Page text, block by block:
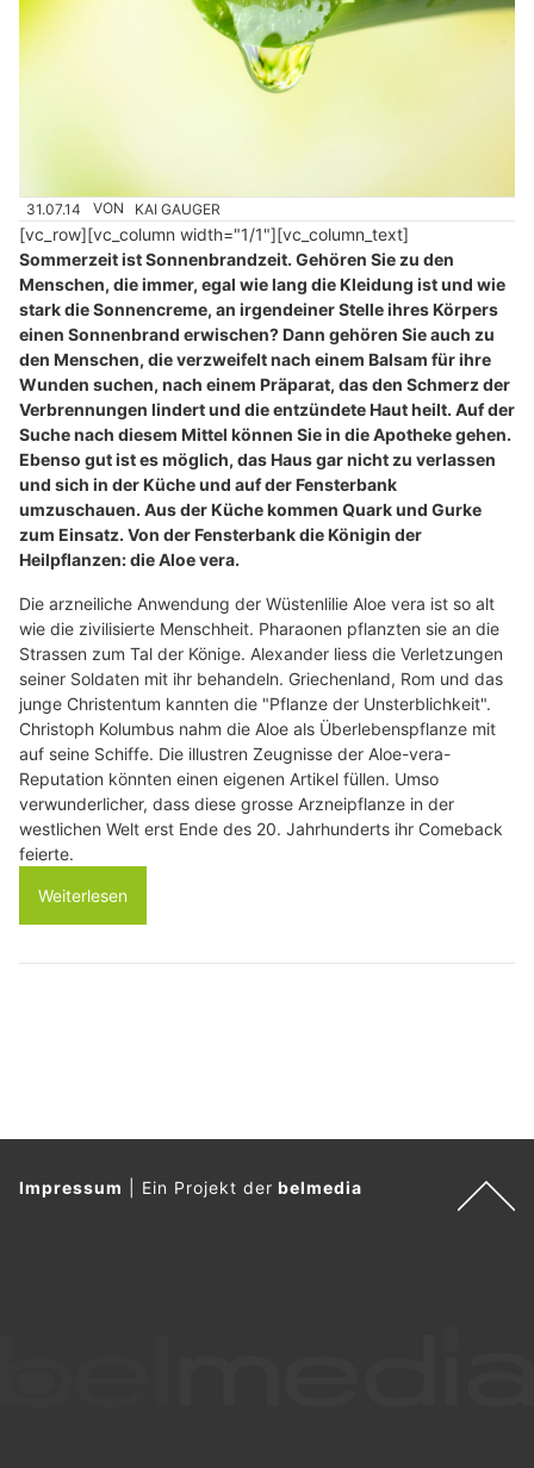
31.07.14 VON KAI GAUGER
[vc_row][vc_column width="1/1"][vc_column_text]
Sommerzeit ist Sonnenbrandzeit. Gehören Sie zu den
Menschen, die immer, egal wie lang die Kleidung ist und wie
stark die Sonnencreme, an irgendeiner Stelle ihres Körpers
einen Sonnenbrand erwischen? Dann gehören Sie auch zu
den Menschen, die verzweifelt nach einem Balsam für ihre
Wunden suchen, nach einem Präparat, das den Schmerz der
Verbrennungen lindert und die entzündete Haut heilt. Auf der
Suche nach diesem Mittel können Sie in die Apotheke gehen.
Ebenso gut ist es möglich, das Haus gar nicht zu verlassen
und sich in der Küche und auf der Fensterbank
umzuschauen. Aus der Küche kommen Quark und Gurke
zum Einsatz. Von der Fensterbank die Königin der
Heilpflanzen: die Aloe vera.
Die arzneiliche Anwendung der Wüstenlilie Aloe vera ist so alt
wie die zivilisierte Menschheit. Pharaonen pflanzten sie an die
Strassen zum Tal der Könige. Alexander liess die Verletzungen
seiner Soldaten mit ihr behandeln. Griechenland, Rom und das
junge Christentum kannten die "Pflanze der Unsterblichkeit".
Christoph Kolumbus nahm die Aloe als Überlebenspflanze mit
auf seine Schiffe. Die illustren Zeugnisse der Aloe-vera-
Reputation könnten einen eigenen Artikel füllen. Umso
verwunderlicher, dass diese grosse Arzneipflanze in der
westlichen Welt erst Ende des 20. Jahrhunderts ihr Comeback
feierte.
Weiterlesen
Impressum Ein Projekt derbelmedia